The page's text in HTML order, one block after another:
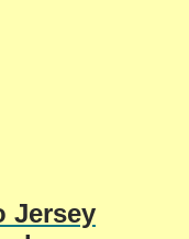
Jersey